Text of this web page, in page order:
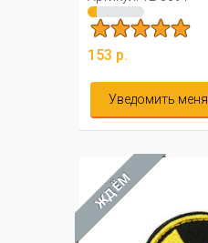
153 р.
Уведомить меня
ЖДЁМ